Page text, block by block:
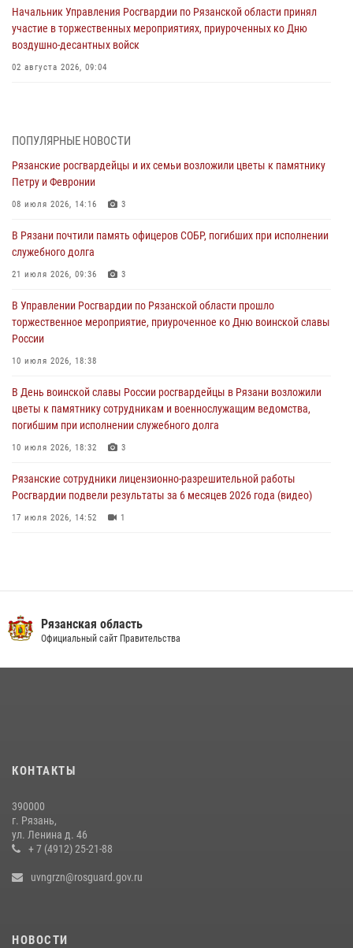
Начальник Управления Росгвардии по Рязанской области принял
участие в торжественных мероприятиях, приуроченных ко Дню
воздушно-десантных войск
02 августа 2026, 09:04
Для детей рязанских росгвардейцев в историческом музее провели
экскурсию по экспозиции, посвящённой губернской эпохе
В Управлении Росгвардии по Рязанской области состоялось
награждение военнослужащих государственными наградами
Рязанским росгвардейцам провели лекции о Крещении Руси
гражданства Российской Федерации за нарушение
законодательства
27 июля 2026, 15:26
ПОПУЛЯРНЫЕ НОВОСТИ
Рязанские росгвардейцы и их семьи возложили цветы к памятнику
Петру и Февронии
08 июля 2026, 14:16 3
В Рязани почтили память офицеров СОБР, погибших при исполнении
служебного долга
21 июля 2026, 09:36 3
В Управлении Росгвардии по Рязанской области прошло
торжественное мероприятие, приуроченное ко Дню воинской славы
России
10 июля 2026, 18:38
В День воинской славы России росгвардейцы в Рязани возложили
цветы к памятнику сотрудникам и военнослужащим ведомства,
погибшим при исполнении служебного долга
10 июля 2026, 18:32 3
Рязанские сотрудники лицензионно-разрешительной работы
Росгвардии подвели результаты за 6 месяцев 2026 года (видео)
17 июля 2026, 14:52 1
Вневедомственная охрана подвела итоги деятельности
подразделений за первое полугодие 2026 года
рассказал о службе во вневедомственной охране
Рязанским росгвардейцам провели лекции о Крещении Руси
28 июля 2026, 09:22
Рязанская область
Официальный сайт Правительства
КОНТАКТЫ
390000
г. Рязань,
ул. Ленина д. 46
+ 7 (4912) 25-21-88
uvngrzn@rosguard.gov.ru
НОВОСТИ